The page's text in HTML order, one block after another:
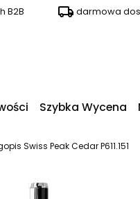
B2B darmowa
Szybka Wycena
Swiss Peak Cedar P611.151